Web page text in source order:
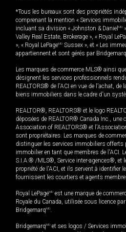
*Tous les bureaux sont des propriétés
comprenant la mention « Services
incluant sa division « Johnston & Daniel MD
Valley Real Estate, Brokerage », « Royal
», « Royal LePageMD Sussex », et « Les
appartiennent et sont gérés par
Les marques de commerce MLS® ainsi
désignent les services professionnels
REALTORS® de l'ACI en vue de l'achat, de
biens immobiliers dans le cadre d'un
REALTOR®, REALTORS® et le logo
déposées de REALTOR® Canada Inc., une
Association of REALTORS® et
sont propriétaires. Les marques de
distinguer les services immobiliers offerts
immobilier en tant que membres de l'ACI.
S.I.A.® /MLS®, Service inter-agences®, et
propriété de l'ACI, et ils servent à identifier
fournissent les courtiers et agents
Royal LePageMD est une marque de
Royale du Canada, utilisée sous licence
BridgemarqMD.
BridgemarqMD et ses logos / Services